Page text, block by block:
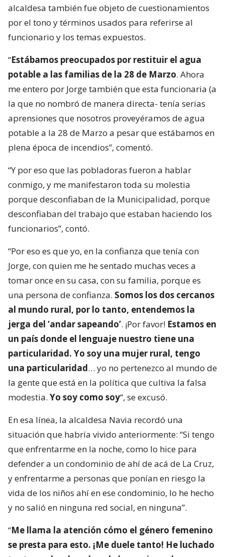
alcaldesa también fue objeto de cuestionamientos
por el tono y términos usados para referirse al
funcionario y los temas expuestos.
“Estábamos preocupados por restituir el agua
potable a las familias de la 28 de Marzo. Ahora
me entero por Jorge también que esta funcionaria (a
la que no nombró de manera directa- tenía serias
aprensiones que nosotros proveyéramos de agua
potable a la 28 de Marzo a pesar que estábamos en
plena época de incendios”, comentó.
“Y por eso que las pobladoras fueron a hablar
conmigo, y me manifestaron toda su molestia
porque desconfiaban de la Municipalidad, porque
desconfiaban del trabajo que estaban haciendo los
funcionarios”, contó.
“Por eso es que yo, en la confianza que tenía con
Jorge, con quien me he sentado muchas veces a
tomar once en su casa, con su familia, porque es
una persona de confianza. Somos los dos cercanos
al mundo rural, por lo tanto, entendemos la
jerga del ‘andar sapeando’. ¡Por favor! Estamos en
un país donde el lenguaje nuestro tiene una
particularidad. Yo soy una mujer rural, tengo
una particularidad… yo no pertenezco al mundo de
la gente que está en la política que cultiva la falsa
modestia. Yo soy como soy“, se excusó.
En esa línea, la alcaldesa Navia recordó una
situación que habría vivido anteriormente: “Si tengo
que enfrentarme en la noche, como lo hice para
defender a un condominio de ahí de acá de La Cruz,
y enfrentarme a personas que ponían en riesgo la
vida de los niños ahí en ese condominio, lo he hecho
y no salió en ninguna red social, en ninguna”.
“Me llama la atención cómo el género femenino
se presta para esto. ¡Me duele tanto! He luchado